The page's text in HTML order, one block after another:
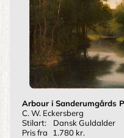
Arbour i Sanderumgårds
C. W. Eckersberg
Stilart:
Dansk Guldalder
Pris fra
1.780 kr.